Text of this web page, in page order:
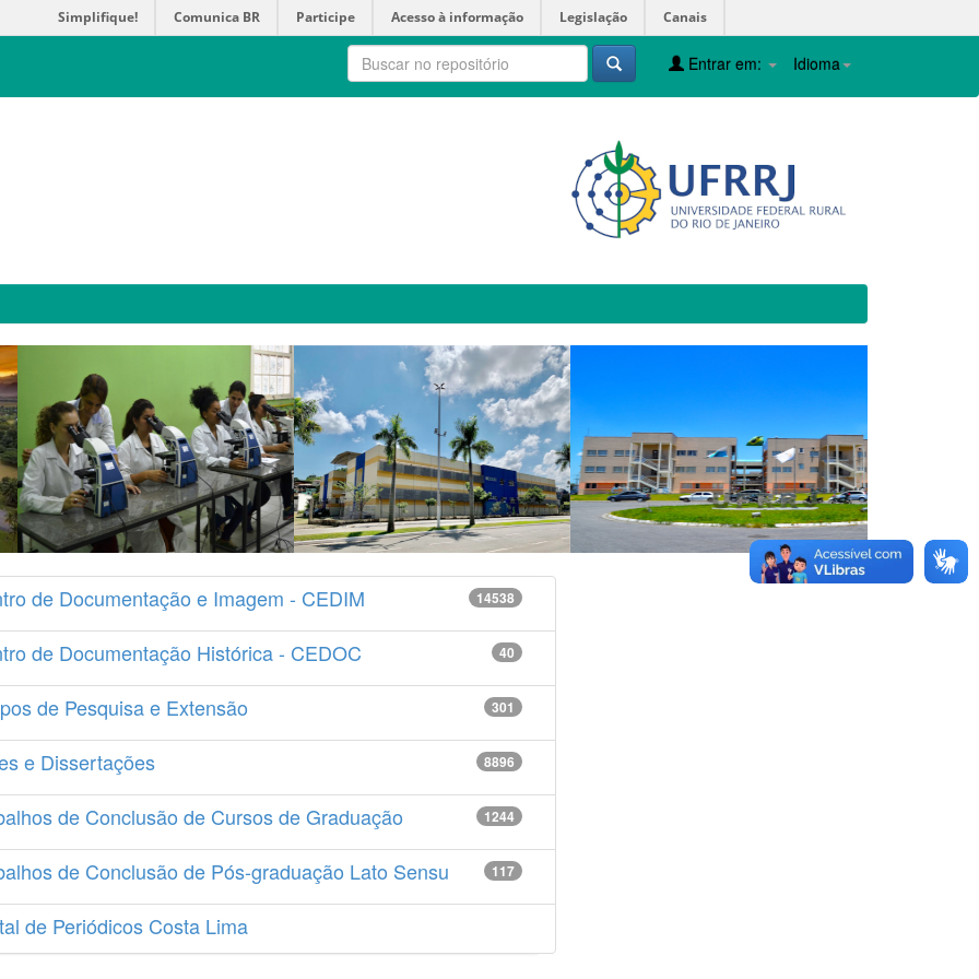
Simplifique! Comunica BR Participe Acesso à informação Legislação Canais
Idioma
Entrar em:
de Documentação e Imagem - CEDIM 14538
de Documentação Histórica - CEDOC 40
de Pesquisa e Extensão 301
e Dissertações 8896
de Conclusão de Cursos de Graduação 1244
de Conclusão de Pós-graduação Lato Sensu 117
de Periódicos Costa Lima